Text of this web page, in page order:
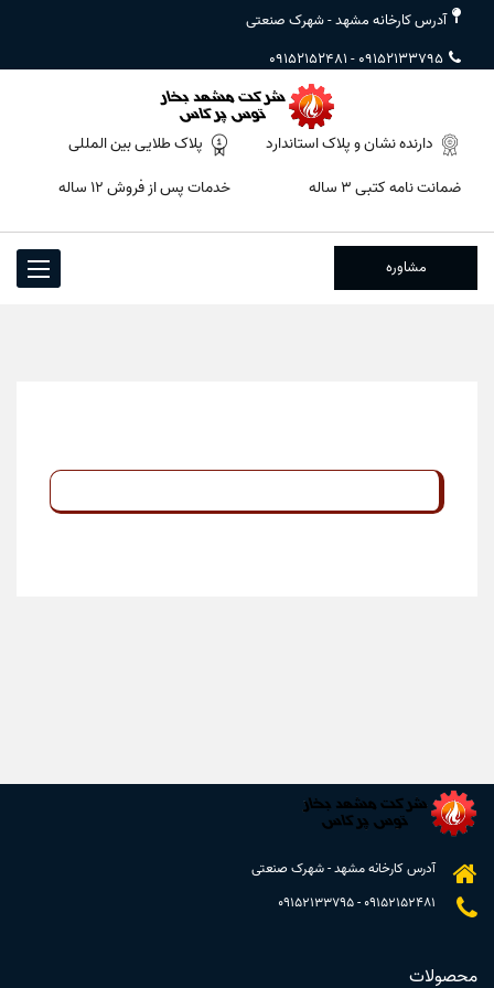
آدرس کارخانه مشهد - شهرک صنعتی
09152133795
-
09152152481
دارنده نشان و پلاک استاندارد
ضمانت نامه کتبی ۳ ساله
پلاک طلایی بین المللی
خدمات پس از فروش ۱۲ ساله
Toggle
مشاوره
آدرس کارخانه مشهد - شهرک صنعتی
09152152481
-
09152133795
محصولات